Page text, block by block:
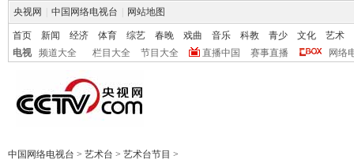
央视网 中国网络电视台 网站地图
首页 新闻 经济 体育 综艺 春晚 戏曲 音乐 科教 青少 文化
艺术
电视
频道大全 栏目大全 节目大全 直播中国 赛事直播 网络
中国网络电视台 > 艺术台 > 艺术台节目 >